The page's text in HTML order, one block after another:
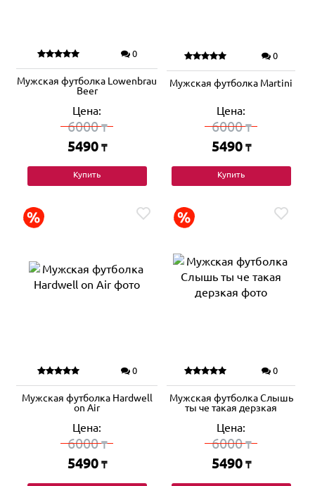
0
Мужская футболка Lowenbrau
Beer
Цена:
6000₸
5490 ₸
Купить
0
Мужская футболка Martini
Цена:
6000₸
5490 ₸
Купить
0
Мужская футболка Hardwell
on Air
Цена:
6000₸
5490 ₸
0
Мужская футболка Слышь
ты че такая дерзкая
Цена:
6000₸
5490 ₸